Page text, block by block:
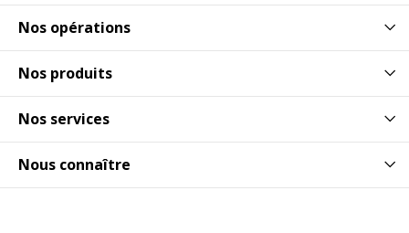
Nos opérations
Nos produits
Nos services
Nous connaître